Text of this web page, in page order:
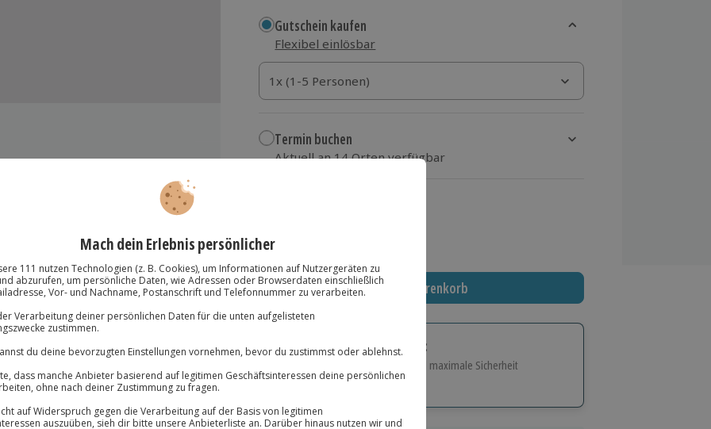
Gutschein kaufen
Flexibel einlösbar
1x (1-5 Personen)
1x (1-5 Personen)
1x (1-5 Personen)
Termin buchen
Aktuell an 14 Orten verfügbar
zzgl. Versand
In den Warenkorb
Immer das richtige Geschenk:
Große Auswahl, volle Flexibilität und maximale Sicherheit
Über 9.000 Erlebnisse.
Aufgaben
übertragbar. Details